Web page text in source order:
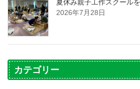
夏休み親子工作スクール
2026年7月28日
カテゴリー